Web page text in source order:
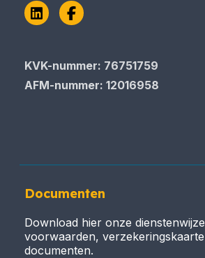
LinkedInFacebook
KVK-nummer: 76751759
AFM-nummer: 12016958
Documenten
Download hier onze
voorwaarden,
documenten.